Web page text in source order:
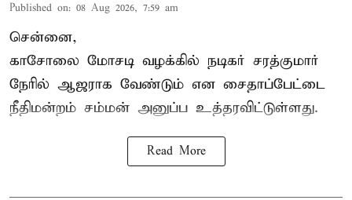
Published on: 08 Aug 2026, 7:59 am
சென்னை,
காசோலை மோசடி வழக்கில் நடிகர் சரத்குமார்
நேரில் ஆஜராக வேண்டும் என சைதாப்பேட்டை
நீதிமன்றம் சம்மன் அனுப்ப உத்தரவிட்டுள்ளது.
Read More